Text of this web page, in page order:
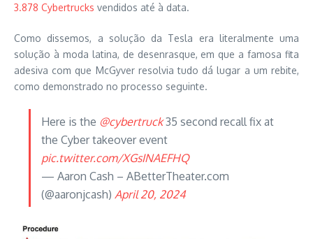
3.878 Cybertrucks vendidos até à data.
Como dissemos, a solução da Tesla era literalmente uma
solução à moda latina, de desenrasque, em que a famosa fita
adesiva com que McGyver resolvia tudo dá lugar a um rebite,
como demonstrado no processo seguinte.
Here is the @cybertruck35 second recall fix at
the Cyber takeover event
pic.twitter.com/XGsINAEFHQ
— Aaron Cash – ABetterTheater.com
(@aaronjcash) April 20, 2024